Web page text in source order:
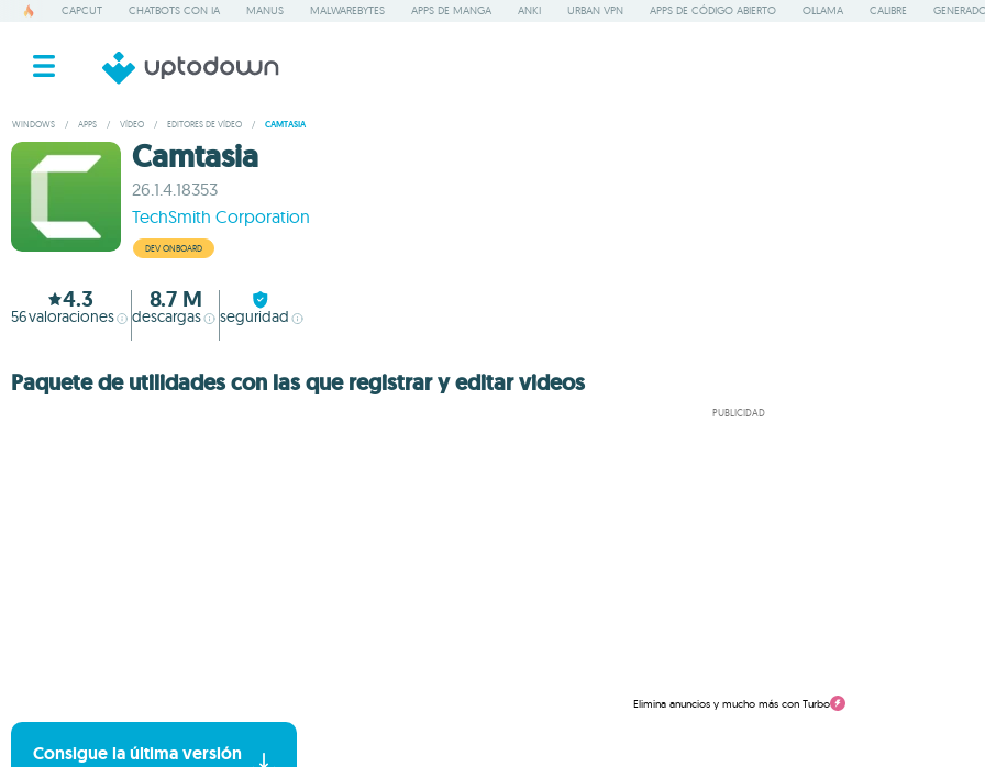
CAPCUT CHATBOTS CON IA MANUS MALWAREBYTES APPS DE MANGA ANKI URBAN VPN APPS DE CÓDIGO ABIERTO OLLAMA CALIBRE
WINDOWS / APPS / VÍDEO / EDITORES DE VÍDEO / CAMTASIA
Camtasia
26.1.4.18353
TechSmith Corporation
DEV ONBOARD
4.3
56valoraciones
8.7 M
descargas seguridad
Paquete de utilidades con las que registrar y editar videos
PUBLICIDAD
Elimina anuncios y mucho más con Turbo
Consigue la última versión